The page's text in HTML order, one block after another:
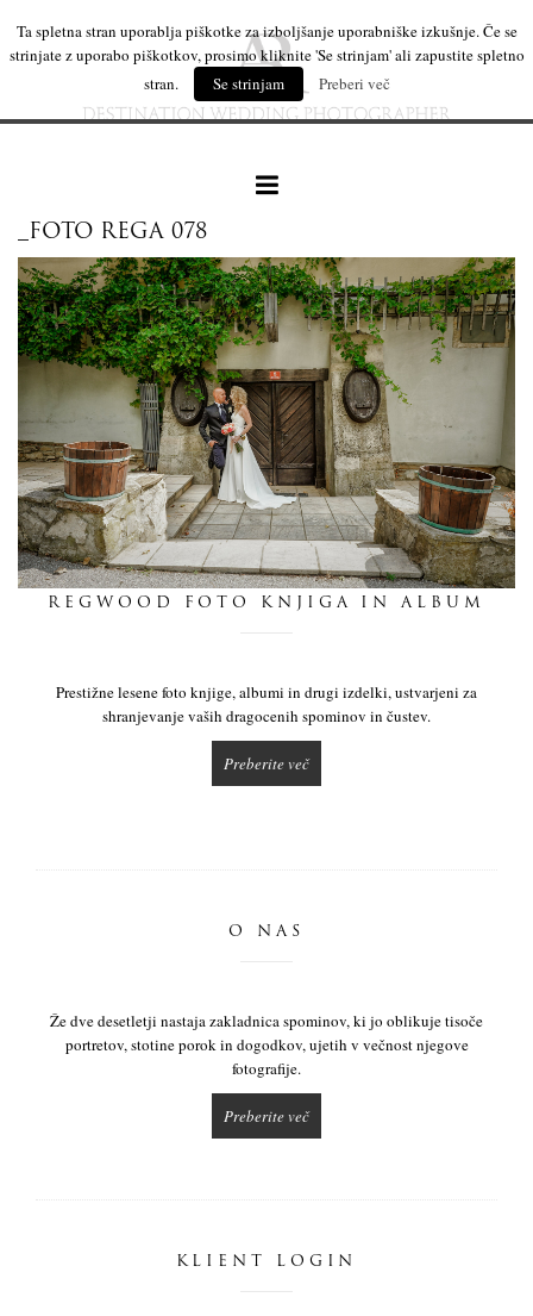
naše delo
leseni izdelki
mi
dnevnik
_FOTO REGA 078
REGWOOD FOTO KNJIGA IN ALBUM
Prestižne lesene foto knjige, albumi in drugi izdelki, ustvarjeni za
shranjevanje vaših dragocenih spominov in čustev.
Preberite več
O NAS
Že dve desetletji nastaja zakladnica spominov, ki jo oblikuje tisoče
portretov, stotine porok in dogodkov, ujetih v večnost njegove
fotografije.
Preberite več
KLIENT LOGIN
Ta spletna stran uporablja piškotke za izboljšanje uporabniške izkušnje. Če se
strinjate z uporabo piškotkov, prosimo kliknite 'Se strinjam' ali zapustite spletno
stran.
Se strinjam Preberi več